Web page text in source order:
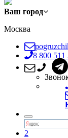
Ваш город
Москва
8 800 511
2